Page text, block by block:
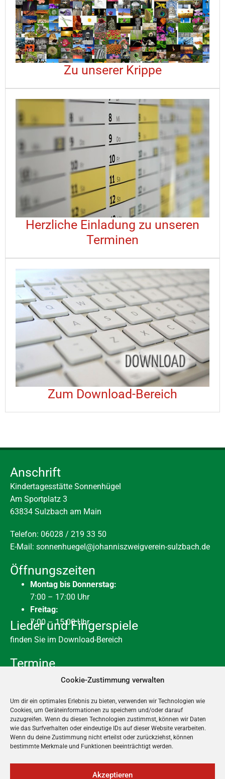
Cookie-Zustimmung verwalten
Um dir ein optimales Erlebnis zu bieten, verwenden wir Technologien wie
Cookies, um Geräteinformationen zu speichern und/oder darauf
zuzugreifen. Wenn du diesen Technologien zustimmst, können wir Daten
wie das Surfverhalten oder eindeutige IDs auf dieser Website verarbeiten.
Wenn du deine Zustimmung nicht erteilst oder zurückziehst, können
bestimmte Merkmale und Funktionen beeinträchtigt werden.
Akzeptieren
Zu unserer Krippe
Herzliche Einladung zu unseren
Terminen
Zum Download-Bereich
Anschrift
Kindertagesstätte Sonnenhügel
Am Sportplatz 3
63834 Sulzbach am Main
Telefon: 06028 / 219 33 50
E-Mail: sonnenhuegel@johanniszweigverein-sulzbach.de
Öffnungszeiten
Montag bis Donnerstag:
7:00 – 17:00 Uhr
Freitag:
7:00 – 15:00 Uhr
Lieder und Fingerspiele
finden Sie im Download-Bereich
Termine
10. August- 28. August
AUG.
31
31. August-1. September
Planungstage 2026
DEZ.
23
Ganztägig
Wir schließen früher – Anfang der Weihnachtsferien
DEZ. 24. Dezember 2026-6. Januar 2027
Weihnachtsferien